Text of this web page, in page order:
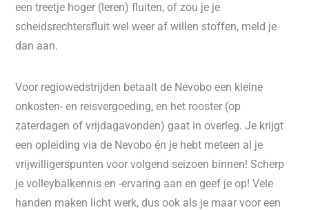
een treetje hoger (leren) fluiten, of zou je je
scheidsrechtersfluit wel weer af willen stoffen, meld je
dan aan.
Voor regiowedstrijden betaalt de Nevobo een kleine
onkosten- en reisvergoeding, en het rooster (op
zaterdagen of vrijdagavonden) gaat in overleg. Je krijgt
een opleiding via de Nevobo én je hebt meteen al je
vrijwilligerspunten voor volgend seizoen binnen! Scherp
je volleybalkennis en -ervaring aan en geef je op! Vele
handen maken licht werk, dus ook als je maar voor een